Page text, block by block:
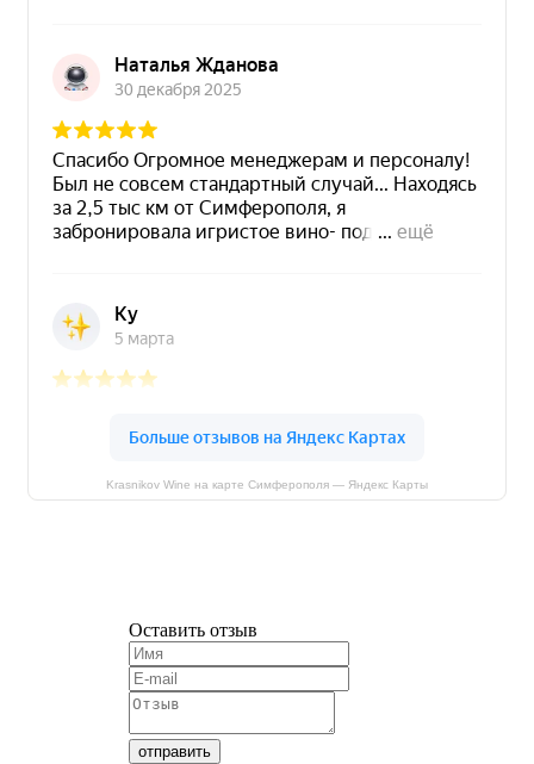
Krasnikov Wine на карте Симферополя — Яндекс Карты
Оставить отзыв
отправить